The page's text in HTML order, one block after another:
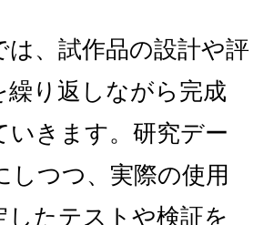
は、試作品の設計や評
繰り返しながら完成
いきます。研究デー
しつつ、実際の使用
したテストや検証を